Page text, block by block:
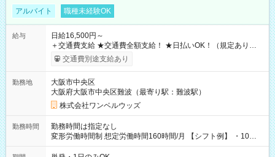
アルバイト 職種未経験OK
給与
日給16,500円～
＋交通費支給 ★交通費全額支給！ ★日払いOK！（規定あり） ┗
働いたその日に現金GET♪ お仕事後はコンビニATMから 日払
交通費別途支給あり
勤務地
大阪市中央区
大阪府大阪市中央区難波（最寄り駅：難波駅）
株式会社ワンベルウッズ
勤務時間
勤務時間は指定なし
変形労働時間制 想定労働時間160時間/月 【シフト例】 ・10：
00～20：00